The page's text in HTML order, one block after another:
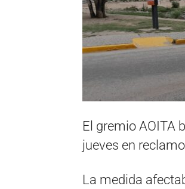
El gremio AOITA
jueves en
La medida